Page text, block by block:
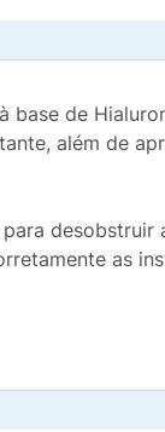
base de
além de
desobstruir
as